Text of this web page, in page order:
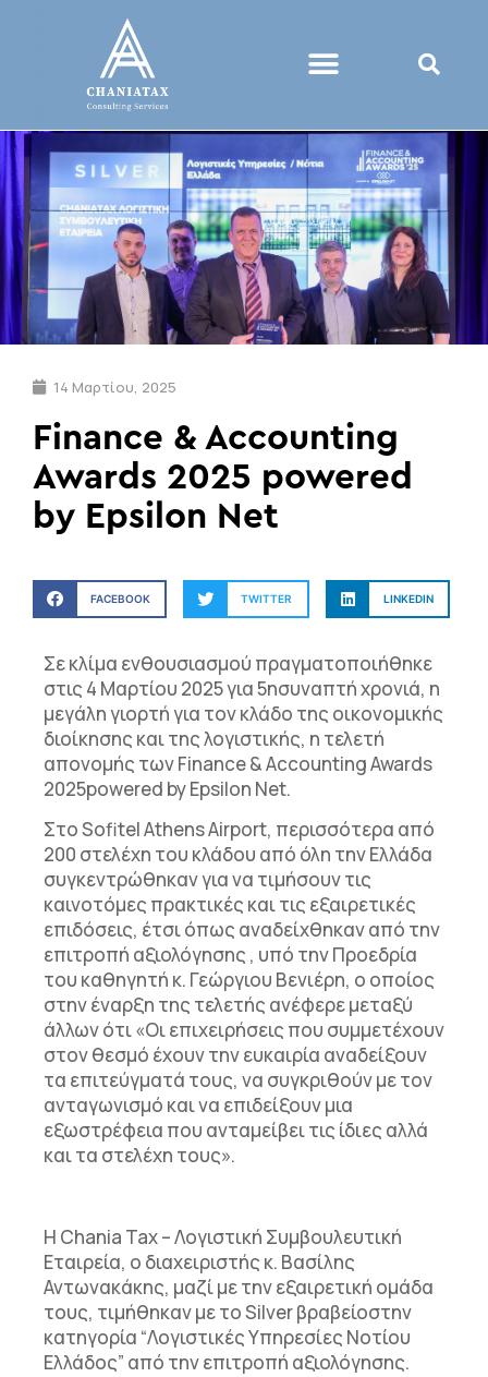
14 Μαρτίου, 2025
Finance & Accounting
Awards 2025 powered
by Epsilon Net
FACEBOOK TWITTER LINKEDIN
Σε κλίμα ενθουσιασμού πραγματοποιήθηκε
στις 4 Μαρτίου 2025 για5ησυναπτή χρονιά, η
μεγάλη γιορτή για τον κλάδο της οικονομικής
διοίκησης και της λογιστικής, η τελετή
απονομής τωνFinance & Accounting Awards
2025powered by Epsilon Net.
Στο Sofitel Athens Airport, περισσότερα από
200 στελέχη του κλάδου από όλη την Ελλάδα
συγκεντρώθηκαν για να τιμήσουν τις
καινοτόμες πρακτικές και τις εξαιρετικές
επιδόσεις, έτσι όπως αναδείχθηκαν από την
επιτροπή αξιολόγησης , υπό την Προεδρία
του καθηγητή κ. Γεώργιου Βενιέρη, ο οποίος
στην έναρξη της τελετής ανέφερε μεταξύ
άλλων ότι«Οι επιχειρήσεις που συμμετέχουν
στον θεσμό έχουν την ευκαιρία αναδείξουν
τα επιτεύγματά τους, να συγκριθούν με τον
ανταγωνισμό και να επιδείξουν μια
εξωστρέφεια που ανταμείβει τις ίδιες αλλά
και τα στελέχη τους».
Η Chania Tax – Λογιστική Συμβουλευτική
Εταιρεία, ο διαχειριστής κ. Βασίλης
Αντωνακάκης, μαζί με την εξαιρετική ομάδα
τους, τιμήθηκαν με τοSilver βραβείοστην
κατηγορία “Λογιστικές Υπηρεσίες Νοτίου
Ελλάδος” από την επιτροπή αξιολόγησης.